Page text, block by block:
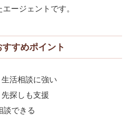
ージェントです。
すめポイント
活相談に強い
探しも支援
談できる